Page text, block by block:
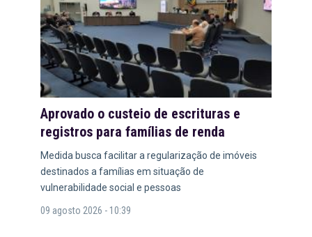
Aprovado o custeio de escrituras e
registros para famílias de renda
Medida busca facilitar a regularização de imóveis
destinados a famílias em situação de
vulnerabilidade social e pessoas
09 agosto 2026 - 10:39